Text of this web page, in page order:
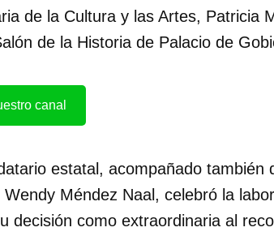
de la Cultura y las Artes, Patricia
de la Historia de Palacio de
canal
estatal, acompañado también
Méndez Naal, celebró la
decisión como extraordinaria al